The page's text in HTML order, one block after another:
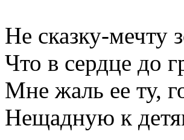
Не сказку-мечту
Что в сердце до
Мне жаль ее ту,
Нещадную к